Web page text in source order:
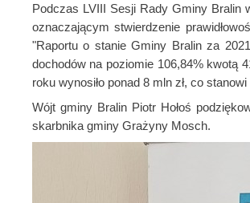
Podczas LVIII Sesji Rady Gminy Bralin
oznaczającym stwierdzenie
"Raportu o stanie Gminy Bralin za
dochodów na poziomie 106,84% kwotą
roku wynosiło ponad 8 mln zł, co stanowi
Wójt gminy Bralin Piotr Hołoś
skarbnika gminy Grażyny Mosch.